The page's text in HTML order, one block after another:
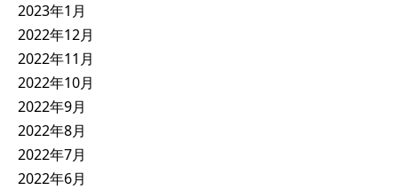
2023年1月
2022年12月
2022年11月
2022年10月
2022年9月
2022年8月
2022年7月
2022年6月